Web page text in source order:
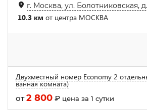
г. Москва, ул. Болотниковская,
10.3 км от центра МОСКВА
Двухместный номер Economy 2
ванная комната)
от2 800 ₽ цена за 1 сутки